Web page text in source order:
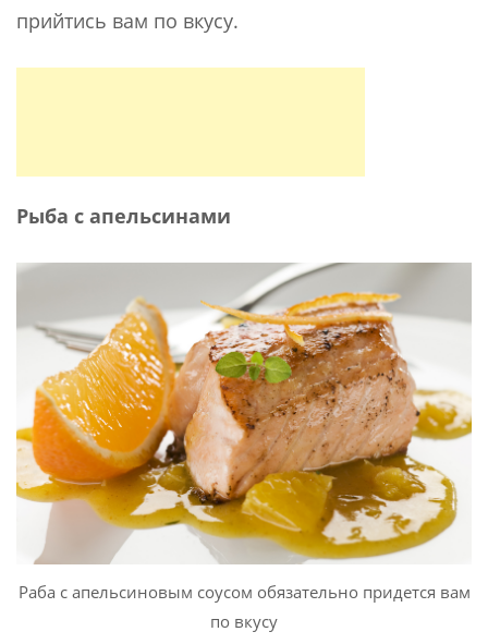
прийтись вам по вкусу.
Рыба с апельсинами
Раба с апельсиновым соусом обязательно придется вам
по вкусу